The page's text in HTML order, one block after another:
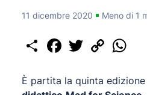
11 dicembre 2020 Meno di 1
Share Facebook
Twitter Copy
Link
È partita la quinta edizione